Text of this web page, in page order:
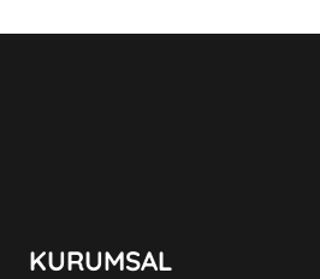
KURUMSAL